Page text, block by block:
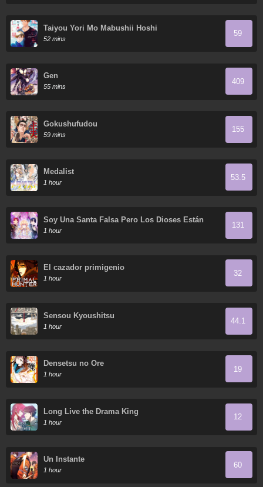
Taiyou Yori Mo Mabushii Hoshi
52 mins
59
Gen
55 mins
409
Gokushufudou
59 mins
155
Medalist
1 hour
53.5
Soy Una Santa Falsa Pero Los Dioses Están
Obsesionados Conmigo
1 hour
131
El cazador primigenio
1 hour
32
Sensou Kyoushitsu
1 hour
44.1
Densetsu no Ore
1 hour
19
Long Live the Drama King
1 hour
12
Un Instante
1 hour
60